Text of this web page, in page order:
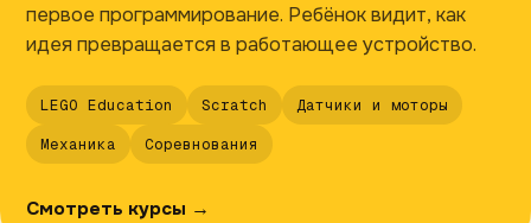
первое программирование. Ребёнок видит, как
идея превращается в работающее устройство.
LEGO Education Scratch
Датчики и моторы
Механика
Соревнования
Смотреть курсы →